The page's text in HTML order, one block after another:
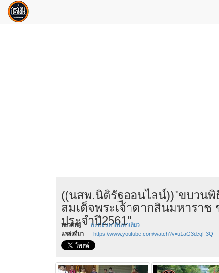
((นสพ.นิติรัฐออนไลน์))"ขบวนพิ
สมเด็จพระเจ้าตากสินมหาราช
ประจำปี2561"
หมวดหมู่
กะฉ่อนพากินพาเที่ยว
แหล่งที่มา
https://www.youtube.com/watch?v=u1aG3dcqF3Q